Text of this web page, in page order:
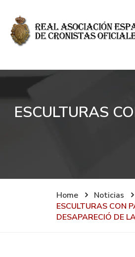
ESCULTURAS
Home
Noticias
ESCULTURAS CON
DESAPARECIÓ DE